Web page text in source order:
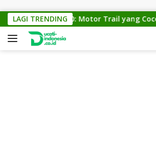
LAGI TRENDING
KTM Cross 150: Motor Trail yang Cocok